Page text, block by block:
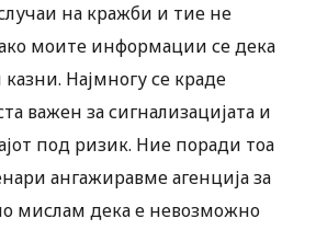
на кражби и тие не
моите информации се дека
Најмногу се краде
важен за сигнализацијата и
под ризик. Ние поради тоа
ангажиравме агенција за
мислам дека е невозможно